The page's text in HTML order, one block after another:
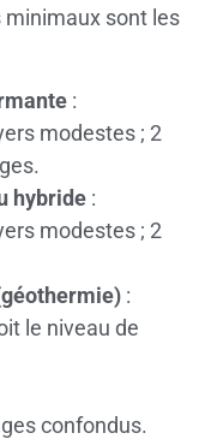
minimaux sont les
:
modestes ; 2
hybride :
modestes ; 2
:
le niveau de
confondus.